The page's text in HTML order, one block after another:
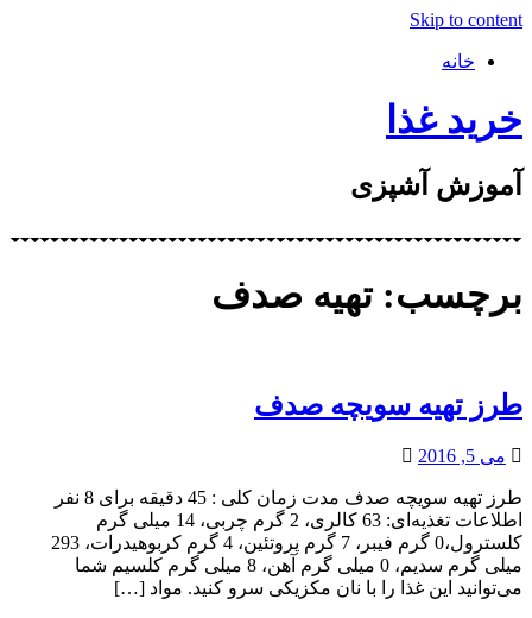
Skip to content
خانه
خرید غذا
آموزش آشپزی
برچسب: تهیه صدف
طرز تهیه سویچه صدف
می 5, 2016
طرز تهیه سویچه صدف مدت زمان کلی : 45 دقیقه برای 8 نفر
اطلاعات تغذیه‌ای: 63 کالری، 2 گرم چربی، 14 میلی گرم
کلسترول،0 گرم فیبر، 7 گرم پروتئین، 4 گرم کربوهیدرات، 293
میلی گرم سدیم، 0 میلی گرم آهن، 8 میلی گرم کلسیم شما
می‌توانید این غذا را با نان مکزیکی سرو کنید. مواد […]